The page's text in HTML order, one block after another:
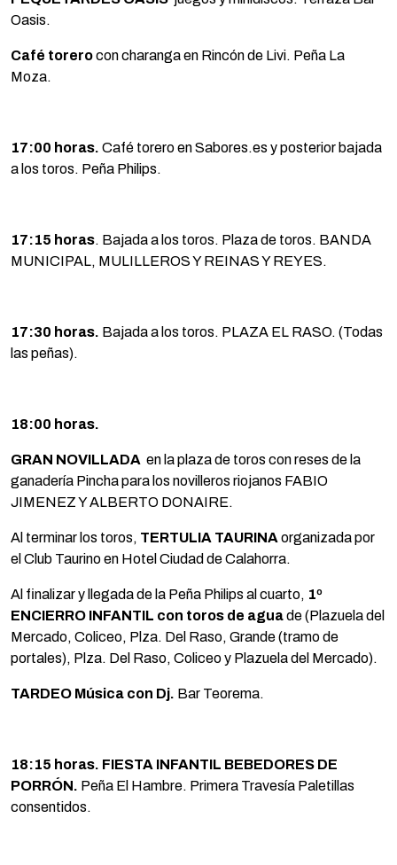
Oasis.
Café torerocon charanga en Rincón de Livi. Peña La
Moza.
17:00 horas. Café torero en Sabores.es y posterior bajada
a los toros. Peña Philips.
17:15 horas. Bajada a los toros. Plaza de toros. BANDA
MUNICIPAL, MULILLEROS Y REINAS Y REYES.
17:30 horas. Bajada a los toros. PLAZA EL RASO. (Todas
las peñas).
18:00 horas.
GRAN NOVILLADA en la plaza de toros con reses de la
ganadería Pincha para los novilleros riojanos FABIO
JIMENEZ Y ALBERTO DONAIRE.
Al terminar los toros, TERTULIA TAURINA organizada por
el Club Taurino en Hotel Ciudad de Calahorra.
Al finalizar y llegada de la Peña Philips al cuarto, 1º
ENCIERRO INFANTIL con toros de aguade (Plazuela del
Mercado, Coliceo, Plza. Del Raso, Grande (tramo de
portales), Plza. Del Raso, Coliceo y Plazuela del Mercado).
TARDEO Música con Dj. Bar Teorema.
18:15 horas. FIESTA INFANTIL BEBEDORES DE
PORRÓN. Peña El Hambre. Primera Travesía Paletillas
consentidos.